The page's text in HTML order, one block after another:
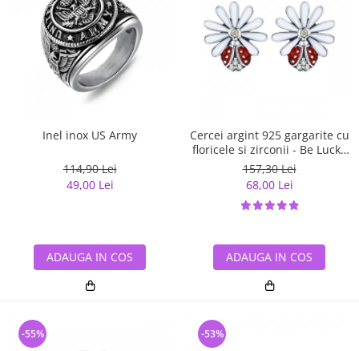
Inel inox US Army
114,90 Lei
49,00 Lei
ADAUGA IN COS
Cercei argint 925 gargarite cu
floricele si zirconii - Be Lucky
EST0022
157,30 Lei
68,00 Lei
ADAUGA IN COS
-55% -53%